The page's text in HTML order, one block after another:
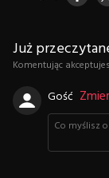
Już
Komentując
Gość